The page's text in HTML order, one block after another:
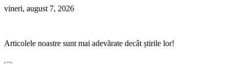
Skip
vineri, august 7, 2026
Articolele noastre sunt mai adevărate decât știrile lor!